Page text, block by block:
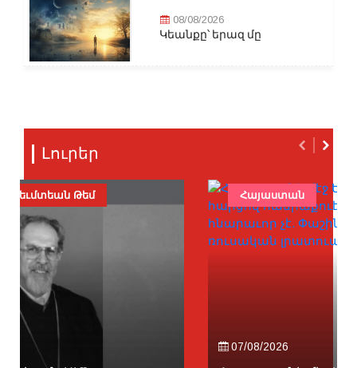
08/08/2026
Կեանքը՝ երազ մը
Լուրեր
Հայաստան